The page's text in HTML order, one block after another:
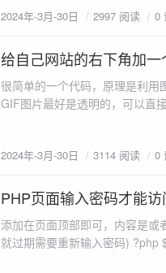
2024年-3月-30日 2997 阅读 0
2024-3-30
给自己网站的右下角加一
很简单的一个代码，原理是利用
GIF图片最好是透明的，可以直接在百度图片里
2024年-3月-30日 3114 阅读 0
2024-3-30
PHP页面输入密码才能
添加在页面顶部即可，内容是
就过期需要重新输入密码) ?php $password = 123;//密码